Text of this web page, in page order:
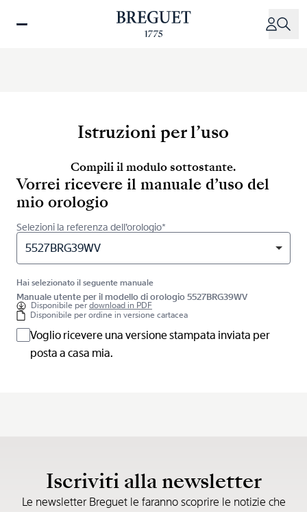
Istruzioni per l’uso
Compili il modulo sottostante.
Vorrei ricevere il manuale d’uso del
mio orologio
Selezioni la referenza dell’orologio*
5527BRG39WV
Hai selezionato il seguente manuale
Manuale utente per il modello di orologio 5527BRG39WV
Disponibile perdownload in PDF
Disponibile per ordine in versione cartacea
Voglio ricevere una versione stampata inviata per
posta a casa mia.
Iscriviti alla newsletter
Le newsletter Breguet le faranno scoprire le notizie che